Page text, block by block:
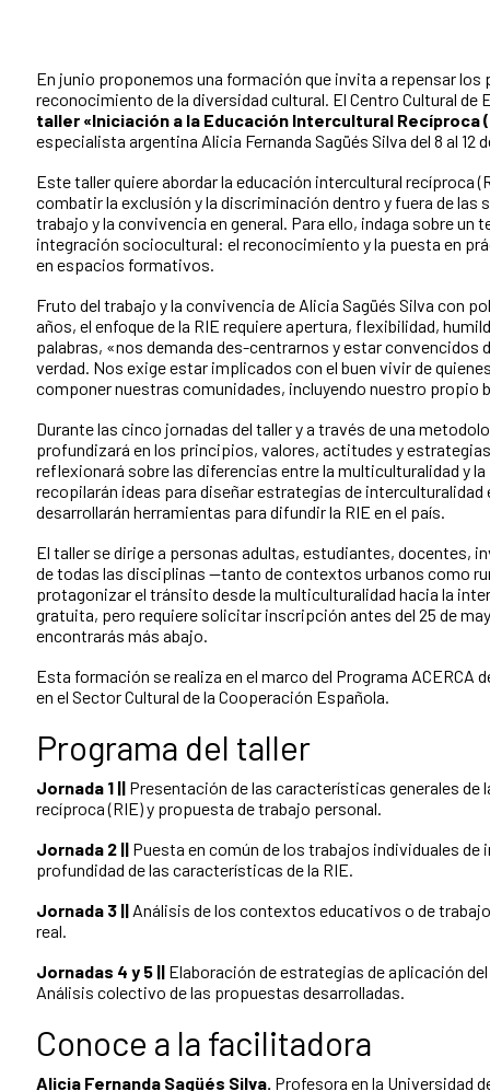
En junio proponemos una formación que invita a repensar
reconocimiento de la diversidad cultural. El Centro Cultural de
taller «Iniciación a la Educación Intercultural Recíproca
especialista argentina Alicia Fernanda Sagüés Silva del 8 al 12
Este taller quiere abordar la educación intercultural recíproca
combatir la exclusión y la discriminación dentro y fuera de las
trabajo y la convivencia en general. Para ello, indaga sobre un
integración sociocultural: el reconocimiento y la puesta en
en espacios formativos.
Fruto del trabajo y la convivencia de Alicia Sagüés Silva con
años, el enfoque de la RIE requiere apertura, flexibilidad,
palabras, «nos demanda des-centrarnos y estar convencidos
verdad. Nos exige estar implicados con el buen vivir de
componer nuestras comunidades, incluyendo nuestro propio
Durante las cinco jornadas del taller y a través de una
profundizará en los principios, valores, actitudes y
reflexionará sobre las diferencias entre la multiculturalidad y
recopilarán ideas para diseñar estrategias de
desarrollarán herramientas para difundir la RIE en el país.
El taller se dirige a personas adultas, estudiantes, docentes,
de todas las disciplinas —tanto de contextos urbanos como
protagonizar el tránsito desde la multiculturalidad hacia la
gratuita, pero requiere solicitar inscripción antes del 25 de
encontrarás más abajo.
Esta formación se realiza en el marco del Programa ACERCA
en el Sector Cultural de la Cooperación Española.
Programa del taller
Jornada 1 || Presentación de las características generales de
recíproca (RIE) y propuesta de trabajo personal.
Jornada 2 || Puesta en común de los trabajos individuales
profundidad de las características de la RIE.
Jornada 3 || Análisis de los contextos educativos o de
real.
Jornadas 4 y 5 || Elaboración de estrategias de aplicación
Análisis colectivo de las propuestas desarrolladas.
Conoce a la facilitadora
Alicia Fernanda Sagüés Silva. Profesora en la Universidad